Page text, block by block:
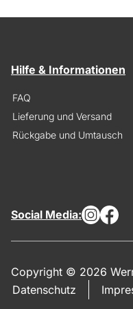
Hilfe & Informationen
FAQ
Lieferung und Versand
Rückgabe und Umtausch
Social Media:
Copyright © 2026
Datenschutz